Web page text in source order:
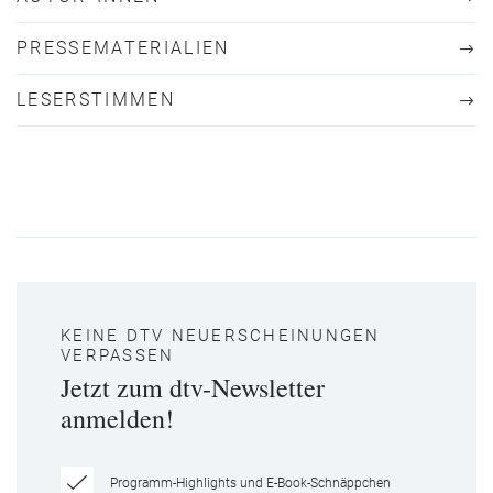
PRESSEMATERIALIEN
LESERSTIMMEN
KEINE DTV NEUERSCHEINUNGEN
VERPASSEN
Jetzt zum dtv-Newsletter
anmelden!
Programm-Highlights und E-Book-Schnäppchen